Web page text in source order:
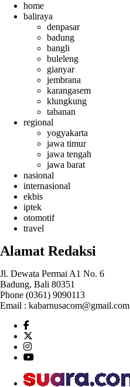
home
baliraya
denpasar
badung
bangli
buleleng
gianyar
jembrana
karangasem
klungkung
tabanan
regional
yogyakarta
jawa timur
jawa tengah
jawa barat
nasional
internasional
ekbis
iptek
otomotif
travel
Alamat Redaksi
Jl. Dewata Permai A1 No. 6
Badung, Bali 80351
Phone (0361) 9090113
Email : kabarnusacom@gmail.com